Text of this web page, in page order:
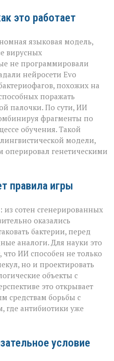
это работает
языковая модель,
вирусных
не программировали
нейросети Evo
похожих на
поражать
палочки. По сути, ИИ
фрагменты по
обучения. Такой
модели,
оперировал генетическими
правила игры
из сотен сгенерированных
оказались
бактерии, перед
аналоги. Для науки это
ИИ способен не только
но и проектировать
объекты с
это открывает
средствам борьбы с
где антибиотики уже
условие